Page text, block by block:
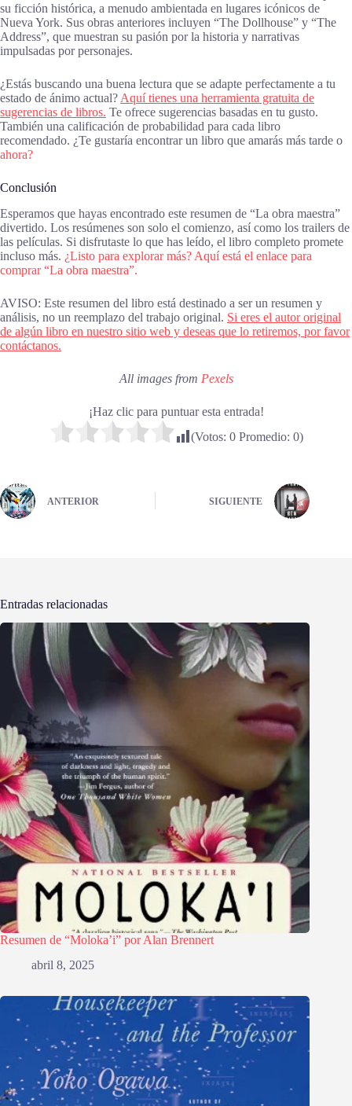
su ficción histórica, a menudo ambientada en lugares icónicos de
Nueva York. Sus obras anteriores incluyen “The Dollhouse” y “The
Address”, que muestran su pasión por la historia y narrativas
impulsadas por personajes.
¿Estás buscando una buena lectura que se adapte perfectamente a tu
estado de ánimo actual? Aquí tienes una herramienta gratuita de
sugerencias de libros. Te ofrece sugerencias basadas en tu gusto.
También una calificación de probabilidad para cada libro
recomendado. ¿Te gustaría encontrar un libro que amarás más tarde o
ahora?
Conclusión
Esperamos que hayas encontrado este resumen de “La obra maestra”
divertido. Los resúmenes son solo el comienzo, así como los trailers de
las películas. Si disfrutaste lo que has leído, el libro completo promete
incluso más. ¿Listo para explorar más? Aquí está el enlace para
comprar “La obra maestra”.
AVISO: Este resumen del libro está destinado a ser un resumen y
análisis, no un reemplazo del trabajo original. Si eres el autor original
de algún libro en nuestro sitio web y deseas que lo retiremos, por favor
contáctanos.
All images from Pexels
¡Haz clic para puntuar esta entrada!
(Votos: 0Promedio: 0)
ANTERIOR SIGUIENTE
Entradas relacionadas
Resumen de “Moloka’i” por Alan Brennert
abril 8, 2025